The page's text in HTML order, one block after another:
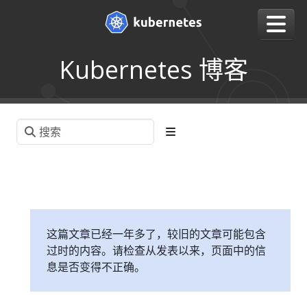
Kubernetes 博客
这篇文章已经一年多了，较旧的文章可能包含
过时的内容。请检查从发表以来，页面中的信
息是否变得不正确。